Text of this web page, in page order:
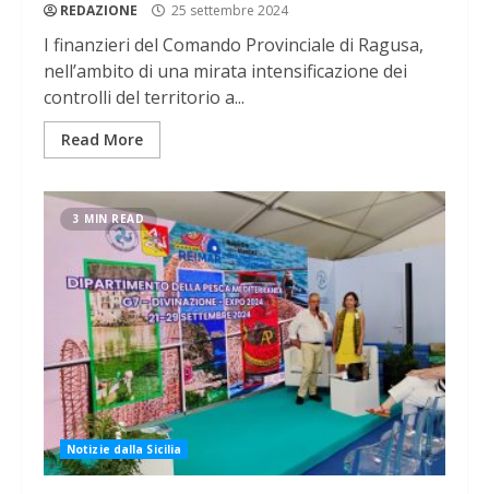
REDAZIONE 25 settembre 2024
I finanzieri del Comando Provinciale di Ragusa,
nell’ambito di una mirata intensificazione dei
controlli del territorio a...
Read More
3 MIN READ
Notizie dalla Sicilia